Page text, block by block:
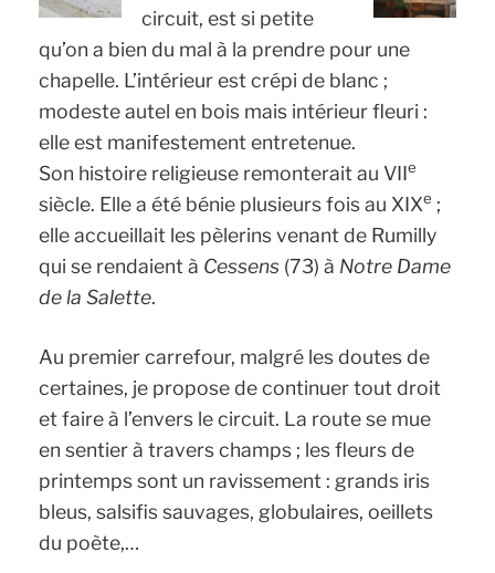
circuit, est si petite
qu’on a bien du mal à la prendre pour une
chapelle. L’intérieur est crépi de blanc ;
modeste autel en bois mais intérieur fleuri :
elle est manifestement entretenue.
Son histoire religieuse remonterait au VIIe
siècle. Elle a été bénie plusieurs fois au XIXe ;
elle accueillait les pèlerins venant de Rumilly
qui se rendaient à Cessens (73) à Notre Dame
de la Salette.
Au premier carrefour, malgré les doutes de
certaines, je propose de continuer tout droit
et faire à l’envers le circuit. La route se mue
en sentier à travers champs ; les fleurs de
printemps sont un ravissement : grands iris
bleus, salsifis sauvages, globulaires, oeillets
du poète,…